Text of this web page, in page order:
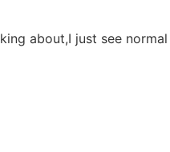
about,I just see